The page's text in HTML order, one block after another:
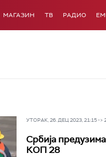
МАГАЗИН ТВ РАДИО
УТОРАК, 26. ДЕЦ 2023, 21:15 ->
Србија
КОП 28